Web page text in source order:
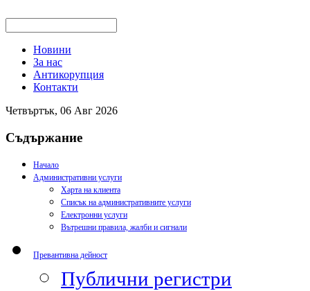
Новини
За нас
Антикорупция
Контакти
Четвъртък, 06 Авг 2026
Съдържание
Начало
Административни услуги
Харта на клиента
Списък на административните услуги
Електронни услуги
Вътрешни правила, жалби и сигнали
Превантивна дейност
Публични регистри